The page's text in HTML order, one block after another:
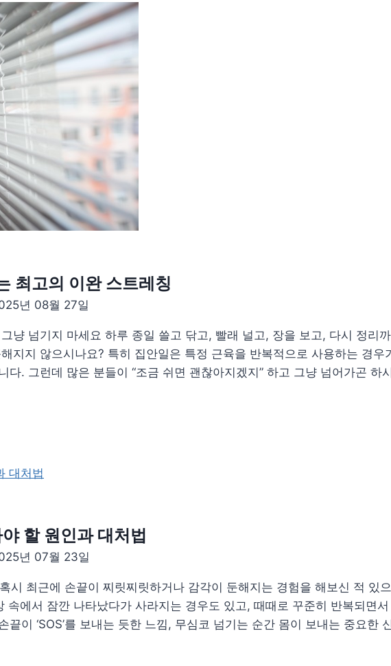
최고의 이완 스트레칭
년 08월 27일
냥 넘기지 마세요 하루 종일 쓸고 닦고, 빨래 널고, 장을 보고, 다시 정리
지지 않으시나요? 특히 집안일은 특정 근육을 반복적으로 사용하는 경우
다. 그런데 많은 분들이 “조금 쉬면 괜찮아지겠지” 하고 그냥 넘어가곤 하
할 원인과 대처법
년 07월 23일
시 최근에 손끝이 찌릿찌릿하거나 감각이 둔해지는 경험을 해보신 적 있
속에서 잠깐 나타났다가 사라지는 경우도 있고, 때때로 꾸준히 반복되면
끝이 ‘SOS’를 보내는 듯한 느낌, 무심코 넘기는 순간 몸이 보내는 중요한